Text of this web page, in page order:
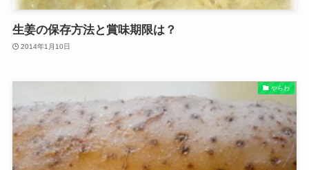
生姜の保存方法と賞味期限は？
2014年1月10日
やらわ